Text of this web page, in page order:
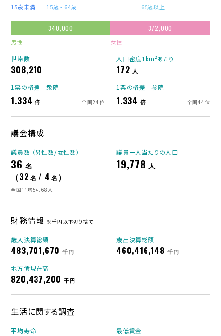
15歳未満 15歳 - 64歳 65歳以上
340,000
男性
372,000
女性
世帯数
308,210
人口密度1km²あたり
172 人
1票の格差 - 衆院
1.334 倍 全国24位
1票の格差 - 参院
1.334 倍 全国44位
議会構成
議員数 （男性数/女性数）
36 名
（32 名 / 4 名 ）
全国平均54.68人
議員一人当たりの人口
19,778 人
財務情報 ※千円以下切り捨て
歳入決算総額
483,701,670 千円
歳出決算総額
460,416,148 千円
地方債現在高
820,437,200 千円
生活に関する調査
平均寿命
最低賃金